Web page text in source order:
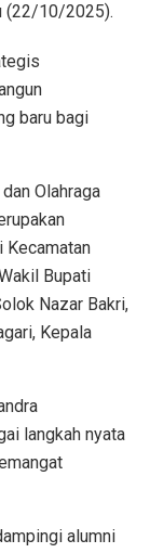
(22/10/2025).
baru bagi
Olahraga
Kecamatan
Bupati
Nazar Bakri,
Kepala
langkah nyata
alumni